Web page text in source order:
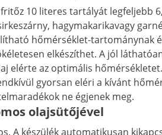
10 literes tartályát legfeljebb
hagymakarikavagy
hőmérséklet-tartománynak
elkészíthet. A jól
elérte az optimális
gyorsan eléri a kívánt
ne égjenek meg.
olajsütőjével
A készülék automatikusan